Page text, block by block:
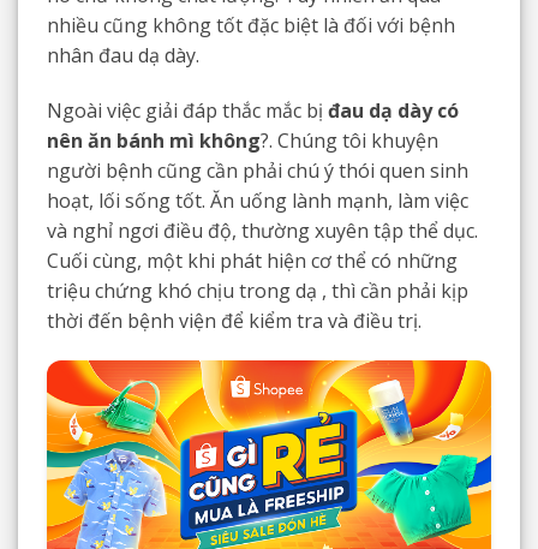
nhiều cũng không tốt đặc biệt là đối với bệnh
nhân đau dạ dày.
Ngoài việc giải đáp thắc mắc bị đau dạ dày có
nên ăn bánh mì không?. Chúng tôi khuyện
người bệnh cũng cần phải chú ý thói quen sinh
hoạt, lối sống tốt. Ăn uống lành mạnh, làm việc
và nghỉ ngơi điều độ, thường xuyên tập thể dục.
Cuối cùng, một khi phát hiện cơ thể có những
triệu chứng khó chịu trong dạ , thì cần phải kịp
thời đến bệnh viện để kiểm tra và điều trị.